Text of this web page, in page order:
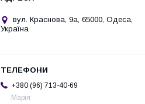
вул. Краснова, 9а, 65000, Одеса,
Україна
+380 (96) 713-40-69
Марія